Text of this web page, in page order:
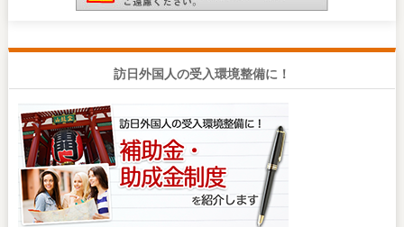
訪日外国人の受入環境整備に！